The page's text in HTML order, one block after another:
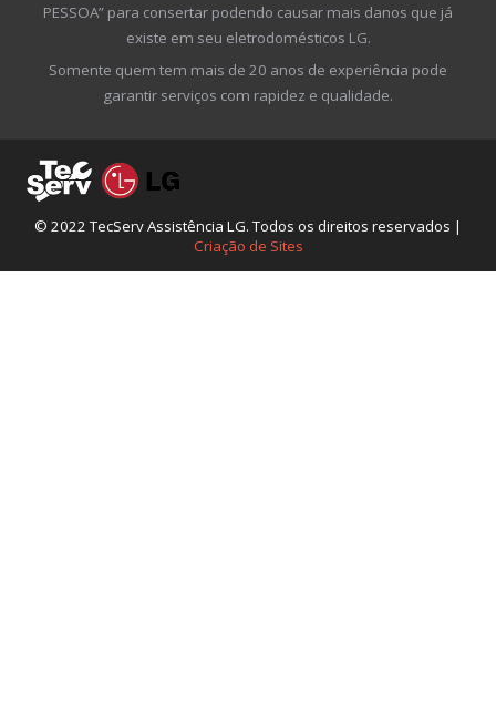
PESSOA” para consertar podendo causar mais danos que já
existe em seu eletrodomésticos LG.
Somente quem tem mais de 20 anos de experiência pode
garantir serviços com rapidez e qualidade.
© 2022 TecServ Assistência LG. Todos os direitos reservados |
Criação de Sites